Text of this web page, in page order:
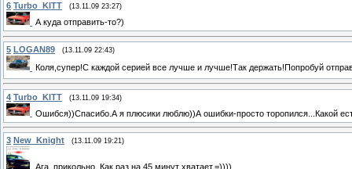
6 Turbo_KITT (13.11.09 23:27)
А куда отправить-то?)
5 LOGAN89 (13.11.09 22:43)
Коля,супер!С каждой серией все лучше и лучше!Так держать!Попробуй
4 Turbo_KITT (13.11.09 19:34)
Ошибся))Спасибо.А я плюсики люблю))А ошибки-просто торопился...Какой
3 New_Knight (13.11.09 19:21)
Ага, прикольно. Как раз на 45 минут хватает.=))))